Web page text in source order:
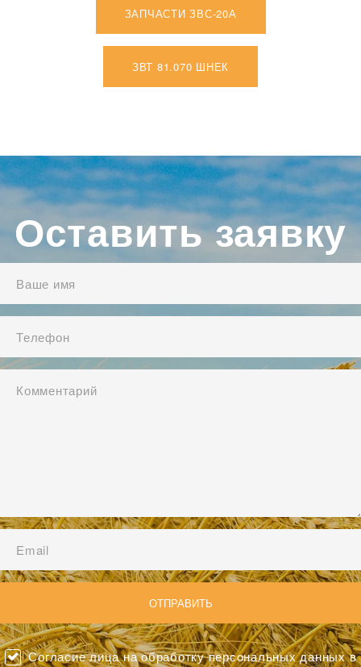
ЗАПЧАСТИ ЗВС-20А
ЗВТ 81.070 ШНЕК
Оставить заявку
Согласие лица на обработку персональных данных в